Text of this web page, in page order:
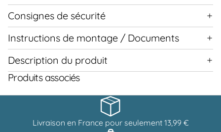
Consignes de sécurité
Instructions de montage / Documents
Description du produit
Produits associés
Livraison en France pour seulement 13,99 €